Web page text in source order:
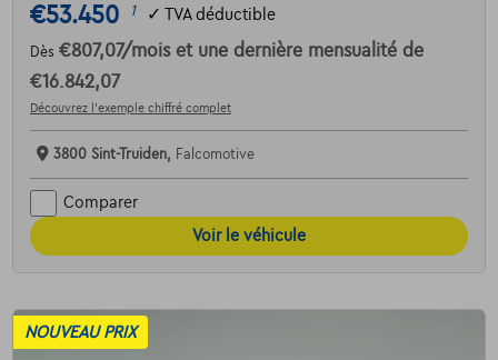
€53.450 1 ✓ TVA déductible
Dès €807,07/mois et une dernière mensualité de
€16.842,07
Découvrez l’exemple chiffré complet
3800 Sint-Truiden, Falcomotive
Comparer
Voir le véhicule
NOUVEAU PRIX